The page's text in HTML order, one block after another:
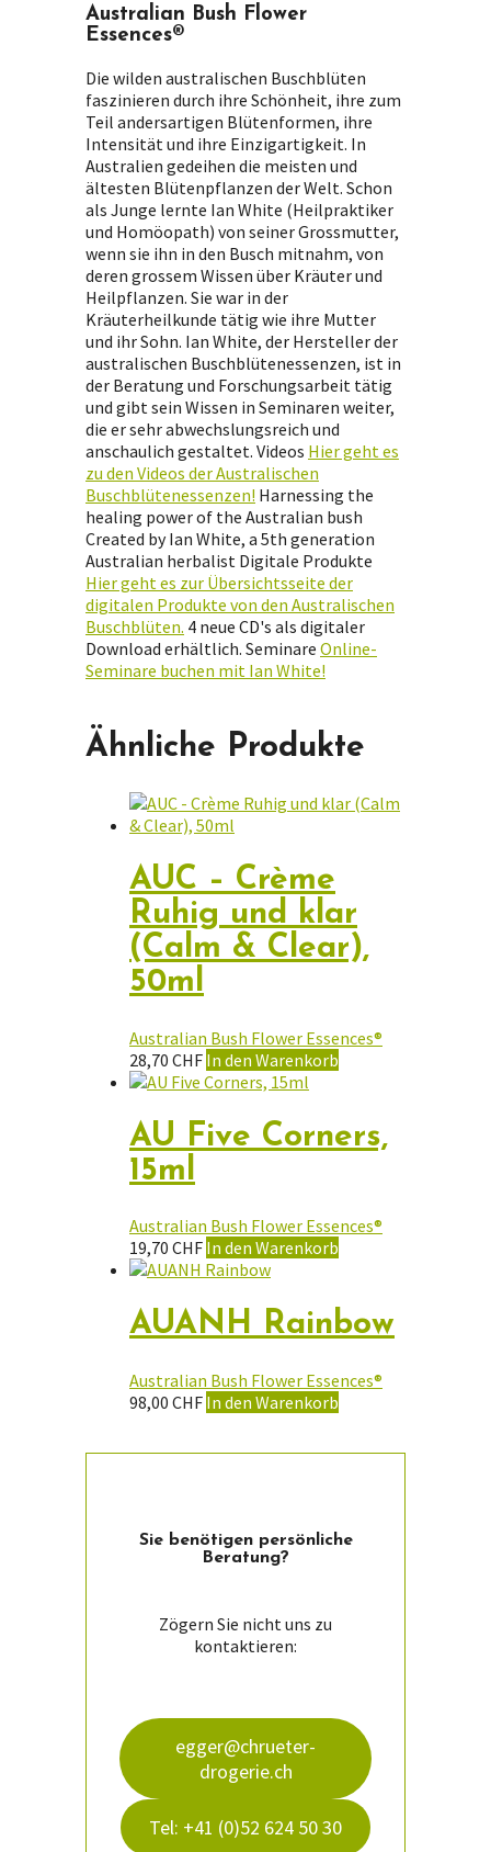
Australian Bush Flower
Essences®
Die wilden australischen Buschblüten
faszinieren durch ihre Schönheit, ihre zum
Teil andersartigen Blütenformen, ihre
Intensität und ihre Einzigartigkeit. In
Australien gedeihen die meisten und
ältesten Blütenpflanzen der Welt. Schon
als Junge lernte Ian White (Heilpraktiker
und Homöopath) von seiner Grossmutter,
wenn sie ihn in den Busch mitnahm, von
deren grossem Wissen über Kräuter und
Heilpflanzen. Sie war in der
Kräuterheilkunde tätig wie ihre Mutter
und ihr Sohn. Ian White, der Hersteller der
australischen Buschblütenessenzen, ist in
der Beratung und Forschungsarbeit tätig
und gibt sein Wissen in Seminaren weiter,
die er sehr abwechslungsreich und
anschaulich gestaltet. Videos Hier geht es
zu den Videos der Australischen
Buschblütenessenzen! Harnessing the
healing power of the Australian bush
Created by Ian White, a 5th generation
Australian herbalist Digitale Produkte
Hier geht es zur Übersichtsseite der
digitalen Produkte von den Australischen
Buschblüten. 4 neue CD's als digitaler
Download erhältlich. Seminare Online-
Seminare buchen mit Ian White!
Ähnliche Produkte
AUC – Crème
Ruhig und klar
(Calm & Clear),
50ml
Australian Bush Flower Essences®
28,70 CHF In den Warenkorb
AU Five Corners,
15ml
Australian Bush Flower Essences®
19,70 CHF In den Warenkorb
AUANH Rainbow
Australian Bush Flower Essences®
98,00 CHF In den Warenkorb
Sie ­benötigen persön­liche
Beratung?
Zögern Sie nicht uns zu
kontaktieren:
egger@chrueter-
drogerie.ch
Tel: +41 (0)52 624 50 30